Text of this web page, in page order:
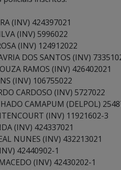
(INV) 424397021
(INV) 5996022
(INV) 124912022
DOS SANTOS (INV)
RAMOS (INV) 426402021
(INV) 106755022
CARDOSO (INV) 5727022
CAMAPUM (DELPOL)
(INV) 11921602-3
(INV) 424337021
NUNES (INV) 432213021
42440902-1
(INV) 42430202-1